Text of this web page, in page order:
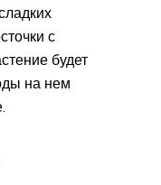
с
будет
на нем